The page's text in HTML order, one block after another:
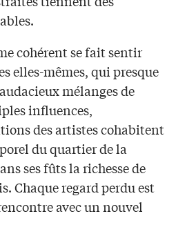
cohérent se fait sentir
elles-mêmes, qui presque
mélanges de
influences,
des artistes cohabitent
du quartier de la
ses fûts la richesse de
Chaque regard perdu est
avec un nouvel